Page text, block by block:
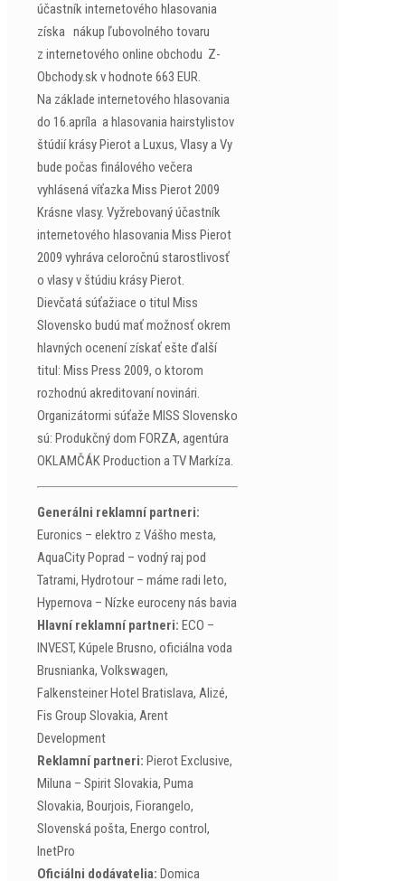
účastník internetového hlasovania
získa nákup ľubovolného tovaru
z internetového online obchodu Z-
Obchody.sk v hodnote 663 EUR.
Na základe internetového hlasovania
do 16.apríla a hlasovania hairstylistov
štúdií krásy Pierot a Luxus, Vlasy a Vy
bude počas finálového večera
vyhlásená víťazka Miss Pierot 2009
Krásne vlasy. Vyžrebovaný účastník
internetového hlasovania Miss Pierot
2009 vyhráva celoročnú starostlivosť
o vlasy v štúdiu krásy Pierot.
Dievčatá súťažiace o titul Miss
Slovensko budú mať možnosť okrem
hlavných ocenení získať ešte ďalší
titul: Miss Press 2009, o ktorom
rozhodnú akreditovaní novinári.
Organizátormi súťaže MISS Slovensko
sú: Produkčný dom FORZA, agentúra
OKLAMČÁK Production a TV Markíza.
Generálni reklamní partneri:
Euronics – elektro z Vášho mesta,
AquaCity Poprad – vodný raj pod
Tatrami, Hydrotour – máme radi leto,
Hypernova – Nízke euroceny nás bavia
Hlavní reklamní partneri: ECO –
INVEST, Kúpele Brusno, oficiálna voda
Brusnianka, Volkswagen,
Falkensteiner Hotel Bratislava, Alizé,
Fis Group Slovakia, Arent
Development
Reklamní partneri: Pierot Exclusive,
Miluna – Spirit Slovakia, Puma
Slovakia, Bourjois, Fiorangelo,
Slovenská pošta, Energo control,
InetPro
Oficiálni dodávatelia: Domica